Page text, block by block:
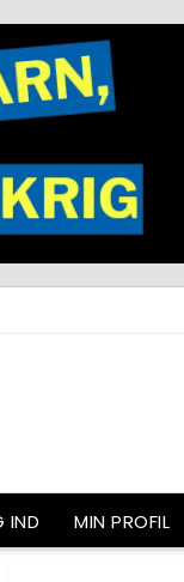
IND MIN PROFIL